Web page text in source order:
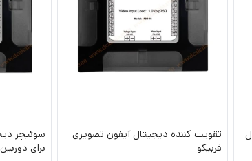
تقویت کننده دیجیتال آیفون تصویری
فربیکو
سوئیچر
برای